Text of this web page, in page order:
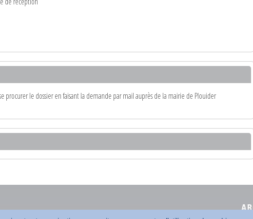
procurer le dossier en faisant la demande par mail auprès de la mairie de Plouider